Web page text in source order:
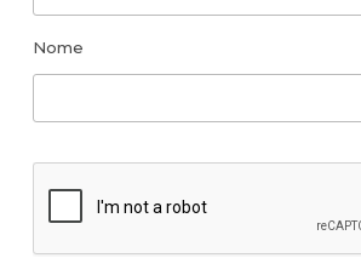
Nome